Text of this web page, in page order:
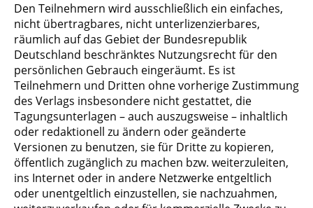
Den Teilnehmern wird ausschließlich ein einfaches,
nicht übertragbares, nicht unterlizenzierbares,
räumlich auf das Gebiet der Bundesrepublik
Deutschland beschränktes Nutzungsrecht für den
persönlichen Gebrauch eingeräumt. Es ist
Teilnehmern und Dritten ohne vorherige Zustimmung
des Verlags insbesondere nicht gestattet, die
Tagungsunterlagen – auch auszugsweise – inhaltlich
oder redaktionell zu ändern oder geänderte
Versionen zu benutzen, sie für Dritte zu kopieren,
öffentlich zugänglich zu machen bzw. weiterzuleiten,
ins Internet oder in andere Netzwerke entgeltlich
oder unentgeltlich einzustellen, sie nachzuahmen,